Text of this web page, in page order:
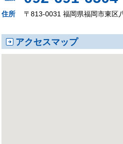
住所 〒813-0031 福岡県福岡市東区
アクセスマップ